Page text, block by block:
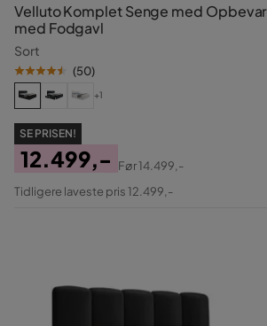
Velluto Komplet Senge med
med Fodgavl
Sort
(50)
+1
SE PRISEN!
Pris
12.499,-
Original
Før14.499,-
Tidligere laveste pris 12.499,-